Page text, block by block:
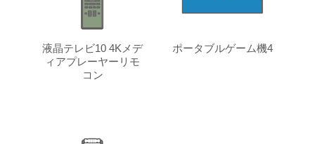
液晶テレビ10 4Kメデ
ィアプレーヤーリモ
コン
ポータブルゲーム機4